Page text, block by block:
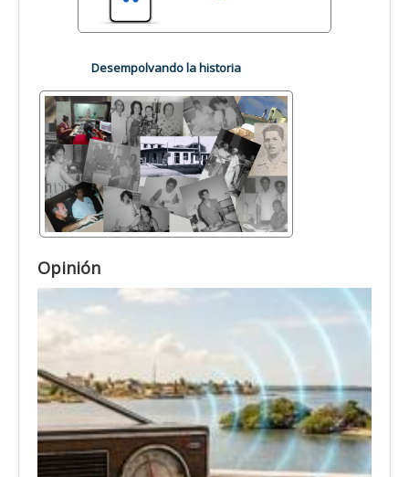
Desempolvando la historia
Opinión